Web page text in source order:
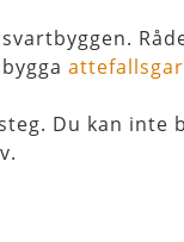
Du kan inte